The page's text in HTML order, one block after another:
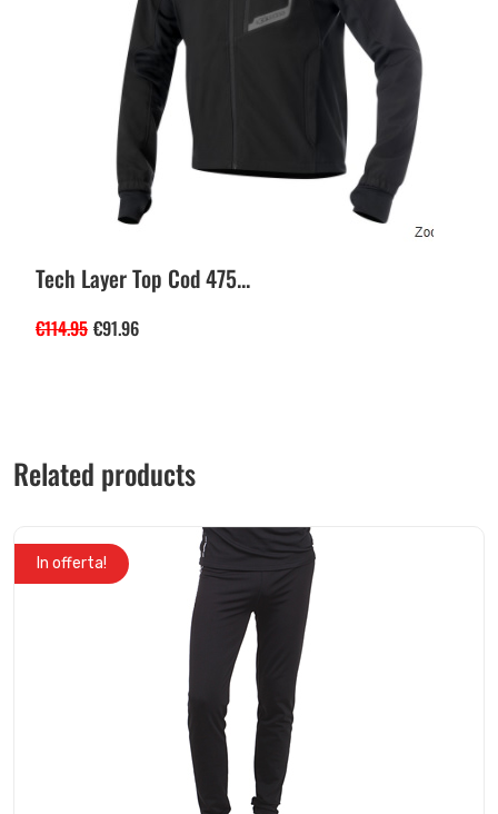
Tech Layer Top Cod 475...
€114.95 €91.96
Related products
In offerta!